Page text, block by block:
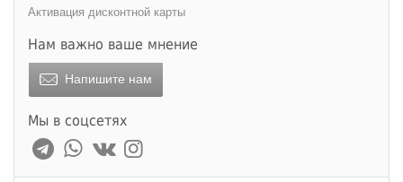
Активация дисконтной карты
Нам важно ваше мнение
Напишите нам
Мы в соцсетях